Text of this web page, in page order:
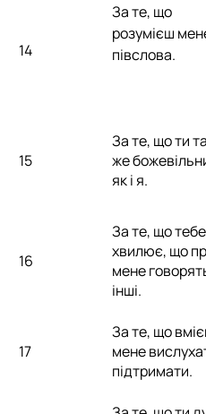
14
За те, що
розумієш
півслова.
15
За те, що ти
же
як і я.
16
За те, що
хвилює, що
мене
інші.
17
За те, що
мене
підтримати.